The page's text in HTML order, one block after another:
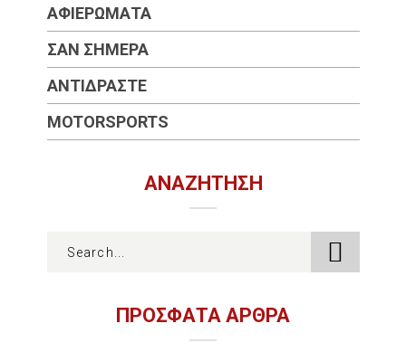
ΑΦΙΕΡΏΜΑΤΑ
ΣΑΝ ΣΉΜΕΡΑ
ΑΝΤΙΔΡΆΣΤΕ
MOTORSPORTS
ΑΝΑΖΉΤΗΣΗ
ΠΡΟΣΦΑΤΑ ΑΡΘΡΑ